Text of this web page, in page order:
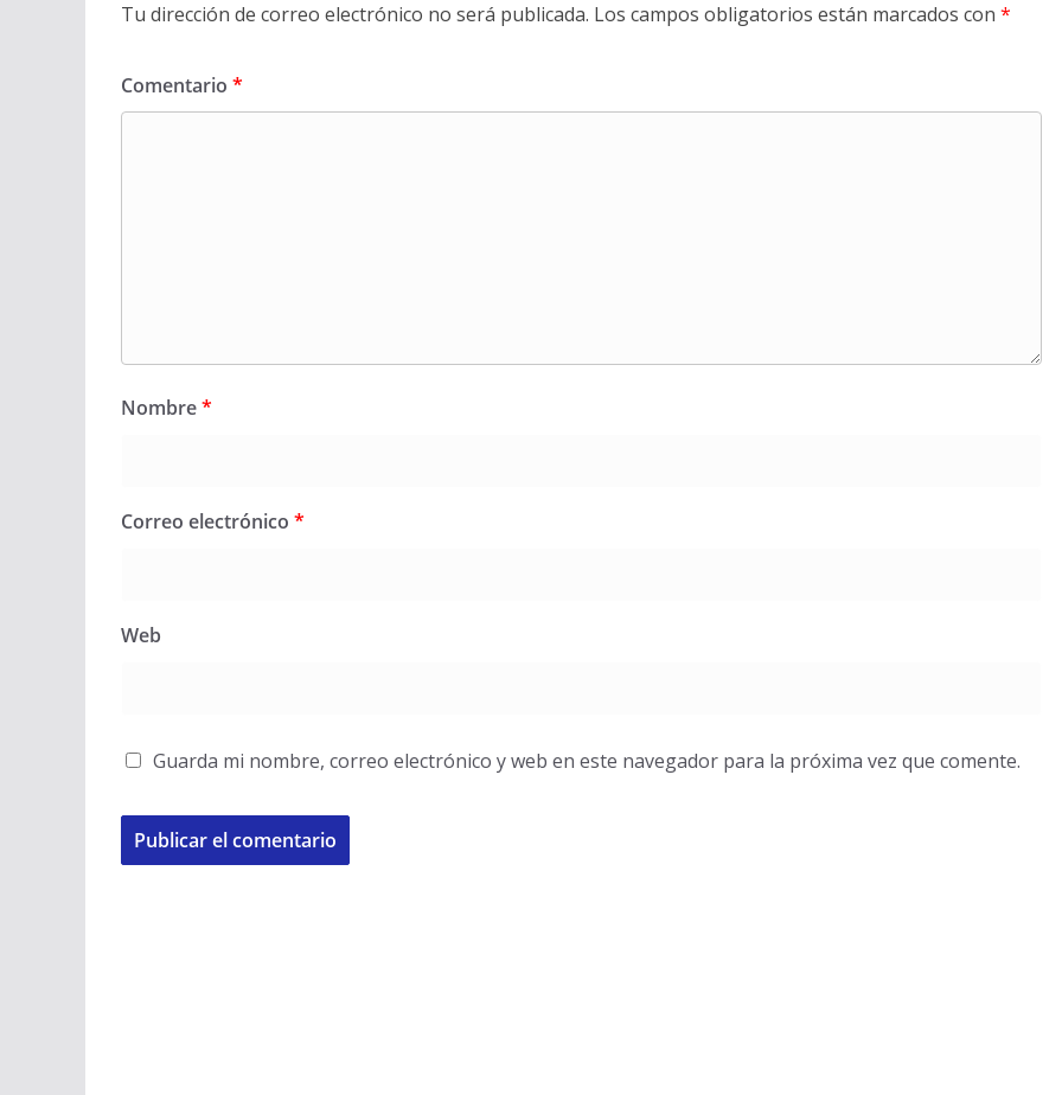
Tu dirección de correo electrónico no será publicada. Los campos obligatorios están marcados con *
Comentario *
Nombre*
Correo electrónico *
Web
Guarda mi nombre, correo electrónico y web en este navegador para la próxima vez que comente.